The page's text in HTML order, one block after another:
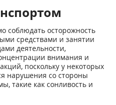
соблюдать осторожность
средствами и занятии
деятельности,
внимания и
поскольку у некоторых
нарушения со стороны
такие как сонливость и